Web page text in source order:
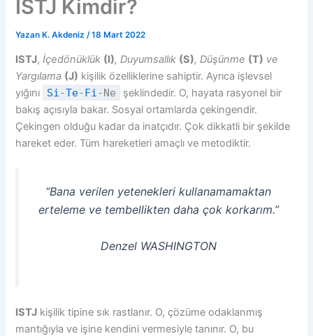
ISTJ Kimdir?
Yazan K. Akdeniz /18 Mart 2022
ISTJ,İçedönüklük (I), Duyumsallık (S), Düşünme (T) ve
Yargılama (J) kişilik özelliklerine sahiptir. Ayrıca işlevsel
yığını
Si -Te-Fi -Ne
şeklindedir. O, hayata rasyonel bir
bakış açısıyla bakar. Sosyal ortamlarda çekingendir.
Çekingen olduğu kadar da inatçıdır. Çok dikkatli bir şekilde
hareket eder. Tüm hareketleri amaçlı ve metodiktir.
“Bana verilen yetenekleri kullanamamaktan
erteleme ve tembellikten daha çok korkarım.”
Denzel WASHINGTON
ISTJ kişilik tipine sık rastlanır. O, çözüme odaklanmış
mantığıyla ve işine kendini vermesiyle tanınır. O, bu